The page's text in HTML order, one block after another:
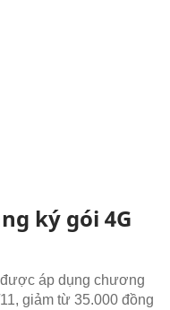
ký gói 4G
áp dụng chương
giảm từ 35.000 đồng